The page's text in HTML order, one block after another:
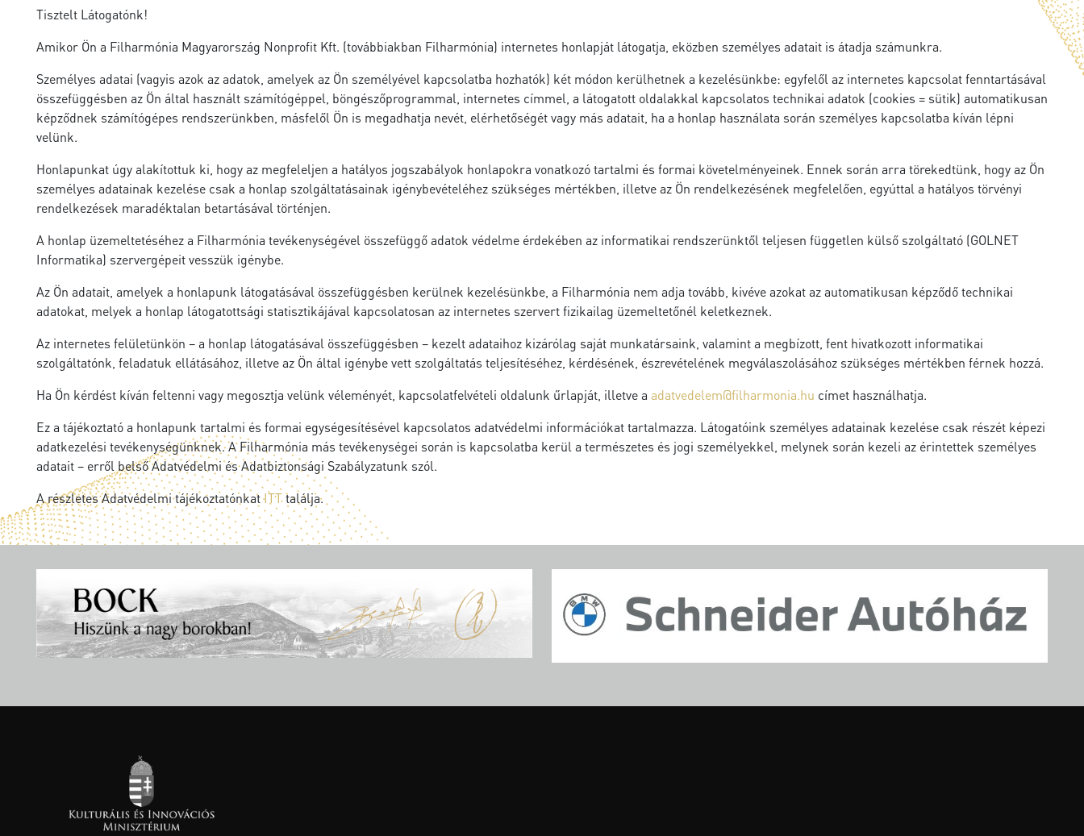
Tisztelt Látogatónk!
Amikor Ön a Filharmónia Magyarország Nonprofit Kft. (továbbiakban Filharmónia) internetes honlapját látogatja, eközben személyes adatait is átadja számunkra.
Személyes adatai (vagyis azok az adatok, amelyek az Ön személyével kapcsolatba hozhatók) két módon kerülhetnek a kezelésünkbe: egyfelől az internetes kapcsolat fenntartásával
összefüggésben az Ön által használt számítógéppel, böngészőprogrammal, internetes címmel, a látogatott oldalakkal kapcsolatos technikai adatok (cookies = sütik) automatikusan
képződnek számítógépes rendszerünkben, másfelől Ön is megadhatja nevét, elérhetőségét vagy más adatait, ha a honlap használata során személyes kapcsolatba kíván lépni
velünk.
Honlapunkat úgy alakítottuk ki, hogy az megfeleljen a hatályos jogszabályok honlapokra vonatkozó tartalmi és formai követelményeinek. Ennek során arra törekedtünk, hogy az Ön
személyes adatainak kezelése csak a honlap szolgáltatásainak igénybevételéhez szükséges mértékben, illetve az Ön rendelkezésének megfelelően, egyúttal a hatályos törvényi
rendelkezések maradéktalan betartásával történjen.
A honlap üzemeltetéséhez a Filharmónia tevékenységével összefüggő adatok védelme érdekében az informatikai rendszerünktől teljesen független külső szolgáltató (GOLNET
Informatika) szervergépeit vesszük igénybe.
Az Ön adatait, amelyek a honlapunk látogatásával összefüggésben kerülnek kezelésünkbe, a Filharmónia nem adja tovább, kivéve azokat az automatikusan képződő technikai
adatokat, melyek a honlap látogatottsági statisztikájával kapcsolatosan az internetes szervert fizikailag üzemeltetőnél keletkeznek.
Az internetes felületünkön – a honlap látogatásával összefüggésben – kezelt adataihoz kizárólag saját munkatársaink, valamint a megbízott, fent hivatkozott informatikai
szolgáltatónk, feladatuk ellátásához, illetve az Ön által igénybe vett szolgáltatás teljesítéséhez, kérdésének, észrevételének megválaszolásához szükséges mértékben férnek hozzá.
Ha Ön kérdést kíván feltenni vagy megosztja velünk véleményét, kapcsolatfelvételi oldalunk űrlapját, illetve a adatvedelem@filharmonia.hu címet használhatja.
Ez a tájékoztató a honlapunk tartalmi és formai egységesítésével kapcsolatos adatvédelmi információkat tartalmazza. Látogatóink személyes adatainak kezelése csak részét képezi
adatkezelési tevékenységünknek. A Filharmónia más tevékenységei során is kapcsolatba kerül a természetes és jogi személyekkel, melynek során kezeli az érintettek személyes
adatait – erről belső Adatvédelmi és Adatbiztonsági Szabályzatunk szól.
A részletes Adatvédelmi tájékoztatónkatITTtalálja.